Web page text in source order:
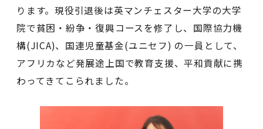
ります。現役引退後は英マンチェスター大学の大学
院で貧困・紛争・復興コースを修了し、国際協力機
構(JICA)、国連児童基金(ユニセフ) の一員として、
アフリカなど発展途上国で教育支援、平和貢献に携
わってきてこられました。